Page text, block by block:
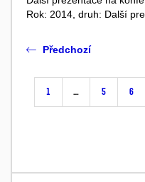
Rok: 2014, druh: Další
Předchozí
1 … 5 6